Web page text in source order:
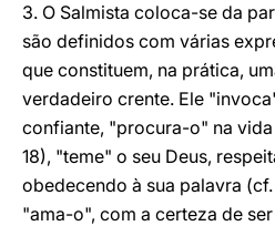
3. O Salmista coloca-se da
são definidos com várias
que constituem, na prática,
verdadeiro crente. Ele
confiante, "procura-o" na
18), "teme" o seu Deus,
obedecendo à sua palavra
"ama-o", com a certeza de